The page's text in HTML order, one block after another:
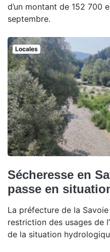
d’un montant de 152 700
septembre.
Locales
Sécheresse en
passe en
La préfecture de la
restriction des usages de
de la situation